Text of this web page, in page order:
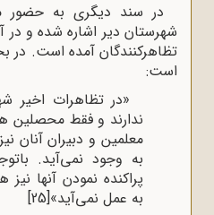
در سند دیگری به حضور
شهرستان دیر اشاره شده و
تظاهرکنندگان آمده است. در
است:
«در تظاهرات اخیر
ندارند و فقط محصلین
معلمین و دبیران آنان
به وجود نمی‌آید.
پراکنده نمودن آنها
به عمل نمیآید»[25]